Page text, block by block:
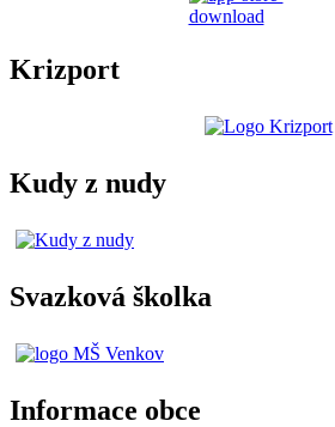
Krizport
Kudy z nudy
Svazková školka
Informace obce